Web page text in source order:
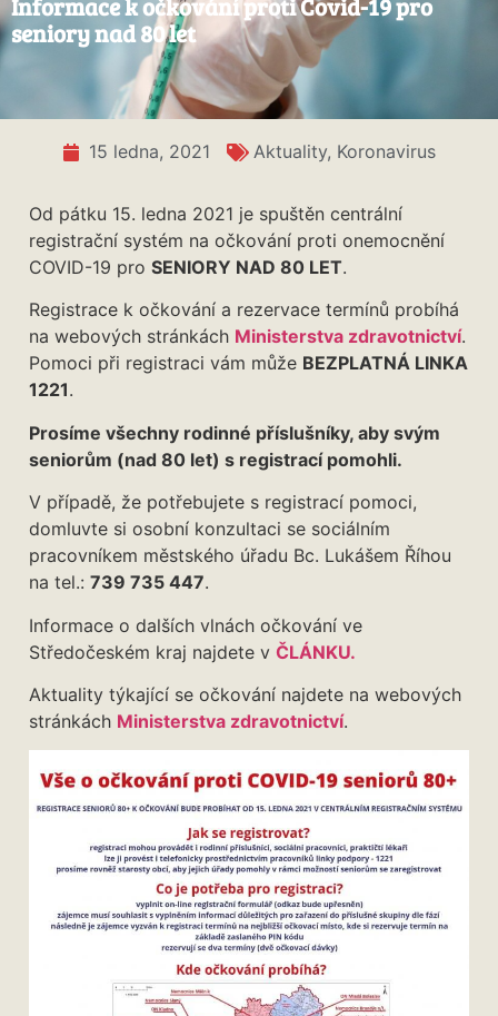
Informace k očkování proti Covid-19 pro
seniory nad 80 let
15 ledna, 2021 Aktuality, Koronavirus
Od pátku 15. ledna 2021 je spuštěn centrální
registrační systém na očkování proti onemocnění
COVID-19 pro SENIORY NAD 80 LET.
Registrace k očkování a rezervace termínů probíhá
na webových stránkách Ministerstva zdravotnictví.
Pomoci při registraci vám může BEZPLATNÁ LINKA
1221.
Prosíme všechny rodinné příslušníky, aby svým
seniorům (nad 80 let) s registrací pomohli.
V případě, že potřebujete s registrací pomoci,
domluvte si osobní konzultaci se sociálním
pracovníkem městského úřadu Bc. Lukášem Říhou
na tel.: 739 735 447.
Informace o dalších vlnách očkování ve
Středočeském kraj najdete v ČLÁNKU.
Aktuality týkající se očkování najdete na webových
stránkách Ministerstva zdravotnictví.